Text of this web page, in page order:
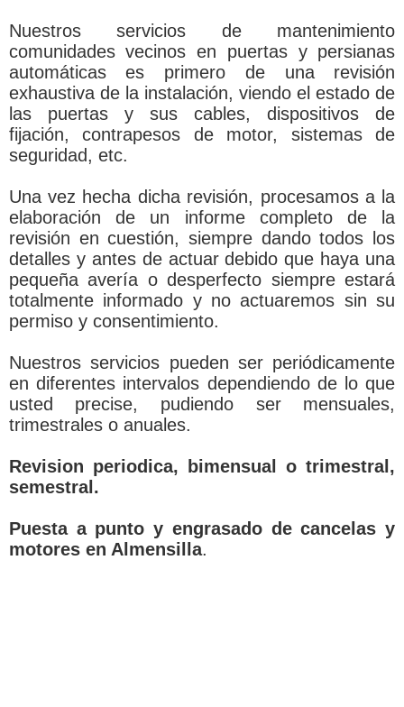
Nuestros servicios de mantenimiento
comunidades vecinos en puertas y persianas
automáticas es primero de una revisión
exhaustiva de la instalación, viendo el estado de
las puertas y sus cables, dispositivos de
fijación, contrapesos de motor, sistemas de
seguridad, etc.
Una vez hecha dicha revisión, procesamos a la
elaboración de un informe completo de la
revisión en cuestión, siempre dando todos los
detalles y antes de actuar debido que haya una
pequeña avería o desperfecto siempre estará
totalmente informado y no actuaremos sin su
permiso y consentimiento.
Nuestros servicios pueden ser periódicamente
en diferentes intervalos dependiendo de lo que
usted precise, pudiendo ser mensuales,
trimestrales o anuales.
Revision periodica, bimensual o trimestral,
semestral.
Puesta a punto y engrasado de cancelas y
motores en Almensilla.